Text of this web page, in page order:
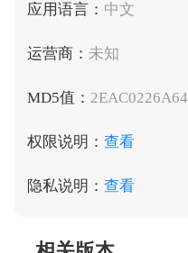
应用语言： 中文
运营商： 未知
MD5值：
权限说明： 查看
隐私说明： 查看